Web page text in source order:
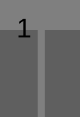
1